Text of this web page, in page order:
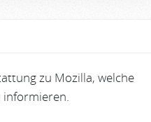
zu Mozilla, welche